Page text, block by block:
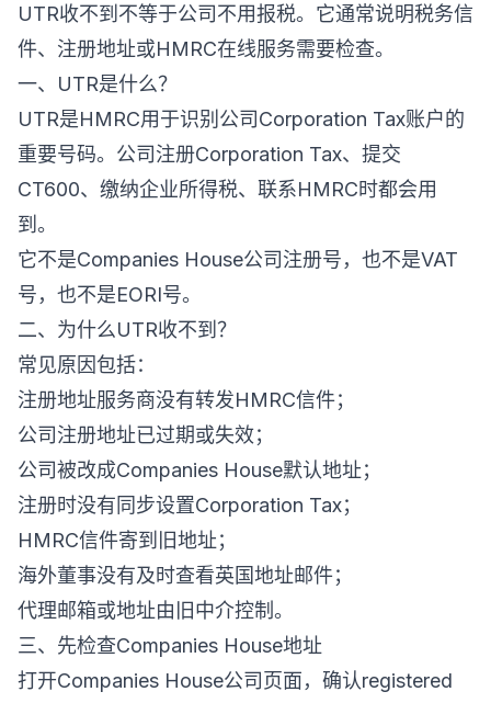
UTR收不到不等于公司不用报税。它通常说明税务信
件、注册地址或HMRC在线服务需要检查。
一、UTR是什么？
UTR是HMRC用于识别公司Corporation Tax账户的
重要号码。公司注册Corporation Tax、提交
CT600、缴纳企业所得税、联系HMRC时都会用
到。
它不是Companies House公司注册号，也不是VAT
号，也不是EORI号。
二、为什么UTR收不到？
常见原因包括：
注册地址服务商没有转发HMRC信件；
公司注册地址已过期或失效；
公司被改成Companies House默认地址；
注册时没有同步设置Corporation Tax；
HMRC信件寄到旧地址；
海外董事没有及时查看英国地址邮件；
代理邮箱或地址由旧中介控制。
三、先检查Companies House地址
打开Companies House公司页面，确认registered